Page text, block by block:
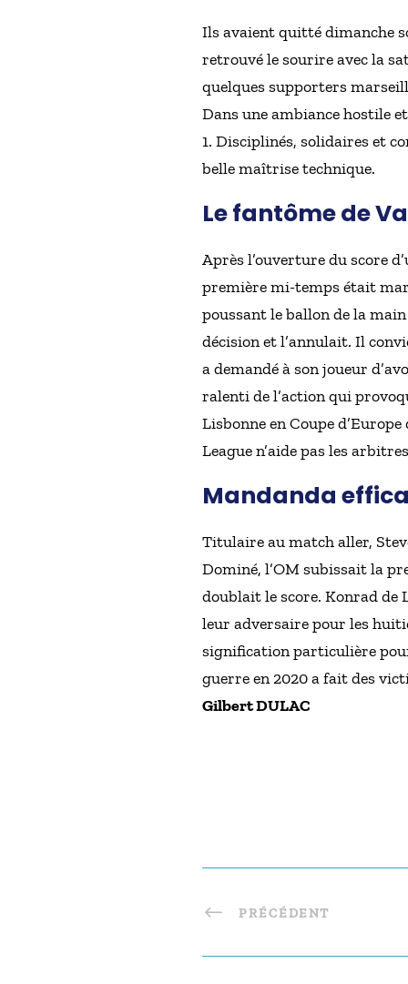
Ils avaient quitté dimanche
retrouvé le sourire avec la
quelques supporters
Dans une ambiance hostile
1. Disciplinés, solidaires et
belle maîtrise technique.
Le fantôme de
Après l’ouverture du score
première mi-temps était
poussant le ballon de la
décision et l’annulait. Il
a demandé à son joueur
ralenti de l’action qui
Lisbonne en Coupe
League n’aide pas les
Mandanda
Titulaire au match aller,
Dominé, l’OM subissait la
doublait le score. Konrad
leur adversaire pour les
signification particulière
guerre en 2020 a fait des
Gilbert DULAC
PRÉCÉDENT